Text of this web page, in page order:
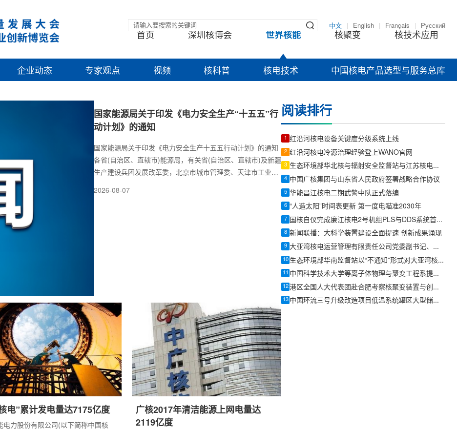
中文 English Français Русский
首页 深圳核博会 世界核能 核聚变 核技术应用
企业动态 专家观点 视频 核科普 核电技术 中国核电产品选型与服务总库
国家能源局关于印发《电力安全生产“十五五”行
动计划》的通知
国家能源局关于印发《电力安全生产十五五行动计划》的通知
各省(自治区、直辖市)能源局，有关省(自治区、直辖市)及新疆
生产建设兵团发展改革委，北京市城市管理委、天津市工业和
2026-08-07
电”累计发电量达7175亿度
电力股份有限公司(以下简称中国核
广核2017年清洁能源上网电量达
2119亿度
阅读排行
1 红沿河核电设备关键度分级系统上线
2 红沿河核电冷源治理经验登上WANO官网
3 生态环境部华北核与辐射安全监督站与江苏核电召开定期对话会
4 中国广核集团与山东省人民政府签署战略合作协议
5 华能昌江核电二期武警中队正式落编
6 “人造太阳”时间表更新 第一度电瞄准2030年
7 国核自仪完成廉江核电2号机组PLS与DDS系统首批机柜发运
8 新闻联播：大科学装置建设全面提速 创新成果涌现
9 大亚湾核电运营管理有限责任公司党委副书记、总经理何六一及董事一行莅临中核检修调研
10 生态环境部华南监督站以“不通知”形式对大亚湾核电基地开展防台防汛专项检查
11 中国科学技术大学等离子体物理与聚变工程系提出新的仿星器三维磁场位形
12 港区全国人大代表团赴合肥考察核聚变装置与创新产业发展
13 中国环流三号升级改造项目低温系统罐区大型储罐吊装任务圆满完成